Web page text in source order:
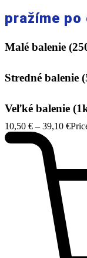
pražíme po
Malé balenie
Stredné balenie
Veľké balenie
10,50 € – 39,10 €